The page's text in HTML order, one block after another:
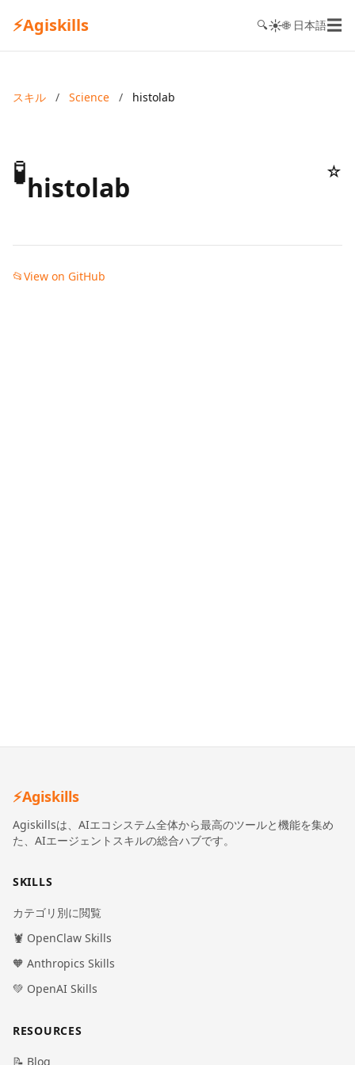
⚡Agiskills 🔍☀️🌐 日本語☰
スキル / Science / histolab
🧪histolab ☆
📂View on GitHub
⚡Agiskills
Agiskillsは、AIエコシステム全体から最高のツールと機能を集め
た、AIエージェントスキルの総合ハブです。
SKILLS
カテゴリ別に閲覧
🦞 OpenClaw Skills
🧡 Anthropics Skills
💚 OpenAI Skills
RESOURCES
📝 Blog